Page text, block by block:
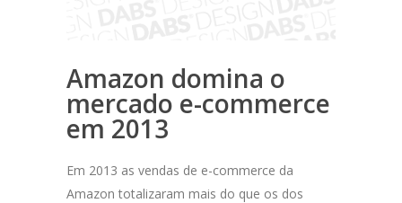
Amazon domina o
mercado e-commerce
em 2013
Em 2013 as vendas de e-commerce da
Amazon totalizaram mais do que os dos